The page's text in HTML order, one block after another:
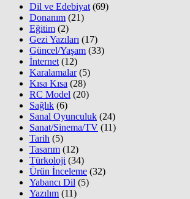
Dil ve Edebiyat (69)
Donanım (21)
Eğitim (2)
Gezi Yazıları (17)
Güncel/Yaşam (33)
İnternet (12)
Karalamalar(5)
Kısa Kısa (28)
RC Model (20)
Sağlık (6)
Sanal Oyunculuk (24)
Sanat/Sinema/TV (11)
Tarih (5)
Tasarım (12)
Türkoloji (34)
Ürün İnceleme (32)
Yabancı Dil (5)
Yazılım (11)